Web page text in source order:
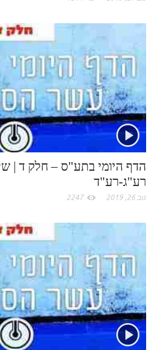
רע"ג-רע"ד
נוב 26, 2019 2247